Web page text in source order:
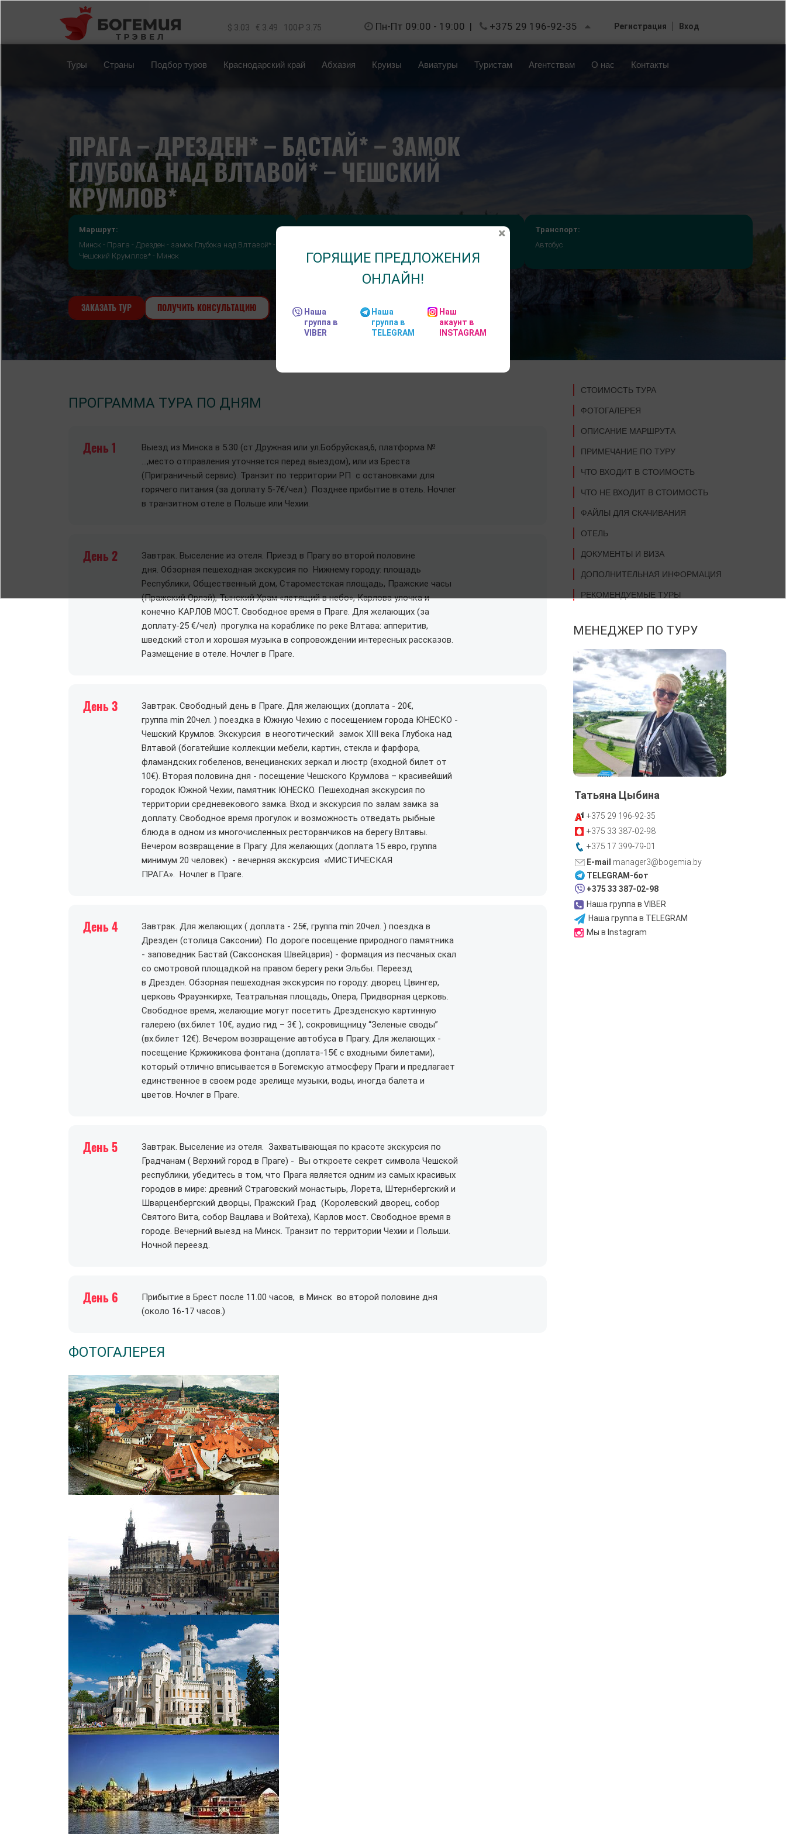
Перейти к основному содержанию
$ 3.03 € 3.49 100₽ 3.75 Пн-Пт 09:00 - 19:00 | +375 29 196-92-35 Регистрация Вход
Туры Страны Подбор туров Краснодарский край Абхазия Круизы Авиатуры Туристам Агентствам О нас Контакты
ПРАГА – ДРЕЗДЕН* – БАСТАЙ* – ЗАМОК
ГЛУБОКА НАД ВЛТАВОЙ* – ЧЕШСКИЙ
КРУМЛОВ*
Маршрут:
Минск - Прага - Дрезден - замок Глубока над Влтавой* -
Чешский Крумллов* - Минск
Транспорт:
Автобус
ЗАКАЗАТЬ ТУР ПОЛУЧИТЬ КОНСУЛЬТАЦИЮ
ПРОГРАММА ТУРА ПО ДНЯМ
День 1
Выезд из Минска в 5.30 (ст.Дружная или ул.Бобруйская,6, платформа №
…,место отправления уточняется перед выездом), или из Бреста
(Приграничный сервис). Транзит по территории РП с остановками для
горячего питания (за доплату 5-7€/чел.). Позднее прибытие в отель. Ночлег
в транзитном отеле в Польше или Чехии.
День 2
Завтрак. Выселение из отеля. Приезд в Прагу во второй половине
дня. Обзорная пешеходная экскурсия по Нижнему городу: площадь
Республики, Общественный дом, Староместская площадь, Пражские часы
(Пражский Орлэй), Тынский Храм «летящий в небо», Карлова улочка и
конечно КАРЛОВ МОСТ. Свободное время в Праге. Для желающих (за
доплату-25 €/чел) прогулка на кораблике по реке Влтава: апперитив,
шведский стол и хорошая музыка в сопровождении интересных рассказов.
Размещение в отеле. Ночлег в Праге.
День 3
Завтрак. Свободный день в Праге. Для желающих (доплата - 20€,
группа min 20чел. ) поездка в Южную Чехию с посещением города ЮНЕСКО -
Чешский Крумлов. Экскурсия в неоготический замок XIII века Глубока над
Влтавой (богатейшие коллекции мебели, картин, стекла и фарфора,
фламандских гобеленов, венецианских зеркал и люстр (входной билет от
10€). Вторая половина дня - посещение Чешского Крумлова – красивейший
городок Южной Чехии, памятник ЮНЕСКО. Пешеходная экскурсия по
территории средневекового замка. Вход и экскурсия по залам замка за
доплату. Свободное время прогулок и возможность отведать рыбные
блюда в одном из многочисленных ресторанчиков на берегу Влтавы.
Вечером возвращение в Прагу. Для желающих (доплата 15 евро, группа
минимум 20 человек) - вечерняя экскурсия «МИСТИЧЕСКАЯ
ПРАГА». Ночлег в Праге.
День 4
Завтрак. Для желающих ( доплата - 25€, группа min 20чел. ) поездка в
Дрезден (столица Саксонии). По дороге посещение природного памятника
- заповедник Бастай (Саксонская Швейцария) - формация из песчаных скал
со смотровой площадкой на правом берегу реки Эльбы. Переезд
в Дрезден. Обзорная пешеходная экскурсия по городу: дворец Цвингер,
церковь Фрауэнкирхе, Театральная площадь, Опера, Придворная церковь.
Свободное время, желающие могут посетить Дрезденскую картинную
галерею (вх.билет 10€, аудио гид – 3€ ), сокровищницу “Зеленые своды”
(вх.билет 12€). Вечером возвращение автобуса в Прагу. Для желающих -
посещение Кржижикова фонтана (доплата-15€ с входными билетами),
который отлично вписывается в Богемскую атмосферу Праги и предлагает
единственное в своем роде зрелище музыки, воды, иногда балета и
цветов. Ночлег в Праге.
День 5
Завтрак. Выселение из отеля. Захватывающая по красоте экскурсия по
Градчанам ( Верхний город в Праге) - Вы откроете секрет символа Чешской
республики, убедитесь в том, что Прага является одним из самых красивых
городов в мире: древний Страговский монастырь, Лорета, Штернбергский и
Шварценбергский дворцы, Пражский Град (Королевский дворец, собор
Святого Вита, собор Вацлава и Войтеха), Карлов мост. Свободное время в
городе. Вечерний выезд на Минск. Транзит по территории Чехии и Польши.
Ночной переезд.
День 6
Прибытие в Брест после 11.00 часов, в Минск во второй половине дня
(около 16-17 часов.)
ФОТОГАЛЕРЕЯ
СТОИМОСТЬ ТУРА
ФОТОГАЛЕРЕЯ
ОПИСАНИЕ МАРШРУТА
ПРИМЕЧАНИЕ ПО ТУРУ
ЧТО ВХОДИТ В СТОИМОСТЬ
ЧТО НЕ ВХОДИТ В СТОИМОСТЬ
ФАЙЛЫ ДЛЯ СКАЧИВАНИЯ
ОТЕЛЬ
ДОКУМЕНТЫ И ВИЗА
ДОПОЛНИТЕЛЬНАЯ ИНФОРМАЦИЯ
РЕКОМЕНДУЕМЫЕ ТУРЫ
МЕНЕДЖЕР ПО ТУРУ
Татьяна Цыбина
+375 29 196-92-35
+375 33 387-02-98
+375 17 399-79-01
manager3@bogemia.by
TELEGRAM-бот
+375 33 387-02-98
Наша группа в VIBER
Наша группа в TELEGRAM
Мы в Instagram
ГОРЯЩИЕ ПРЕДЛОЖЕНИЯ
ОНЛАЙН!
Наша
группа в
VIBER
Наша
группа в
TELEGRAM
Наш
акаунт в
INSTAGRAM